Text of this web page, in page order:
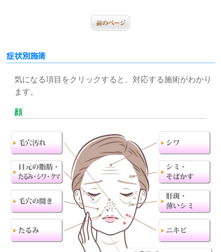
症状別施術
気になる項目をクリックすると、対応する施術がわかり
ます。
顔